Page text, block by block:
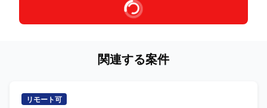
関連する案件
リモート可